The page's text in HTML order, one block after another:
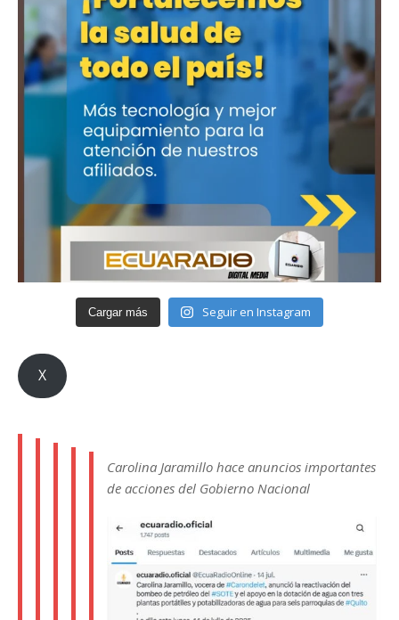
Cargar más Seguir en Instagram
X
Carolina Jaramillo hace anuncios importantes
de acciones del Gobierno Nacional